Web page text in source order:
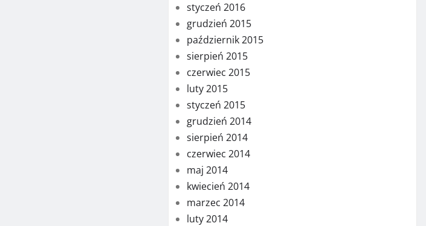
styczeń 2016
grudzień 2015
październik 2015
sierpień 2015
czerwiec 2015
luty 2015
styczeń 2015
grudzień 2014
sierpień 2014
czerwiec 2014
maj 2014
kwiecień 2014
marzec 2014
luty 2014